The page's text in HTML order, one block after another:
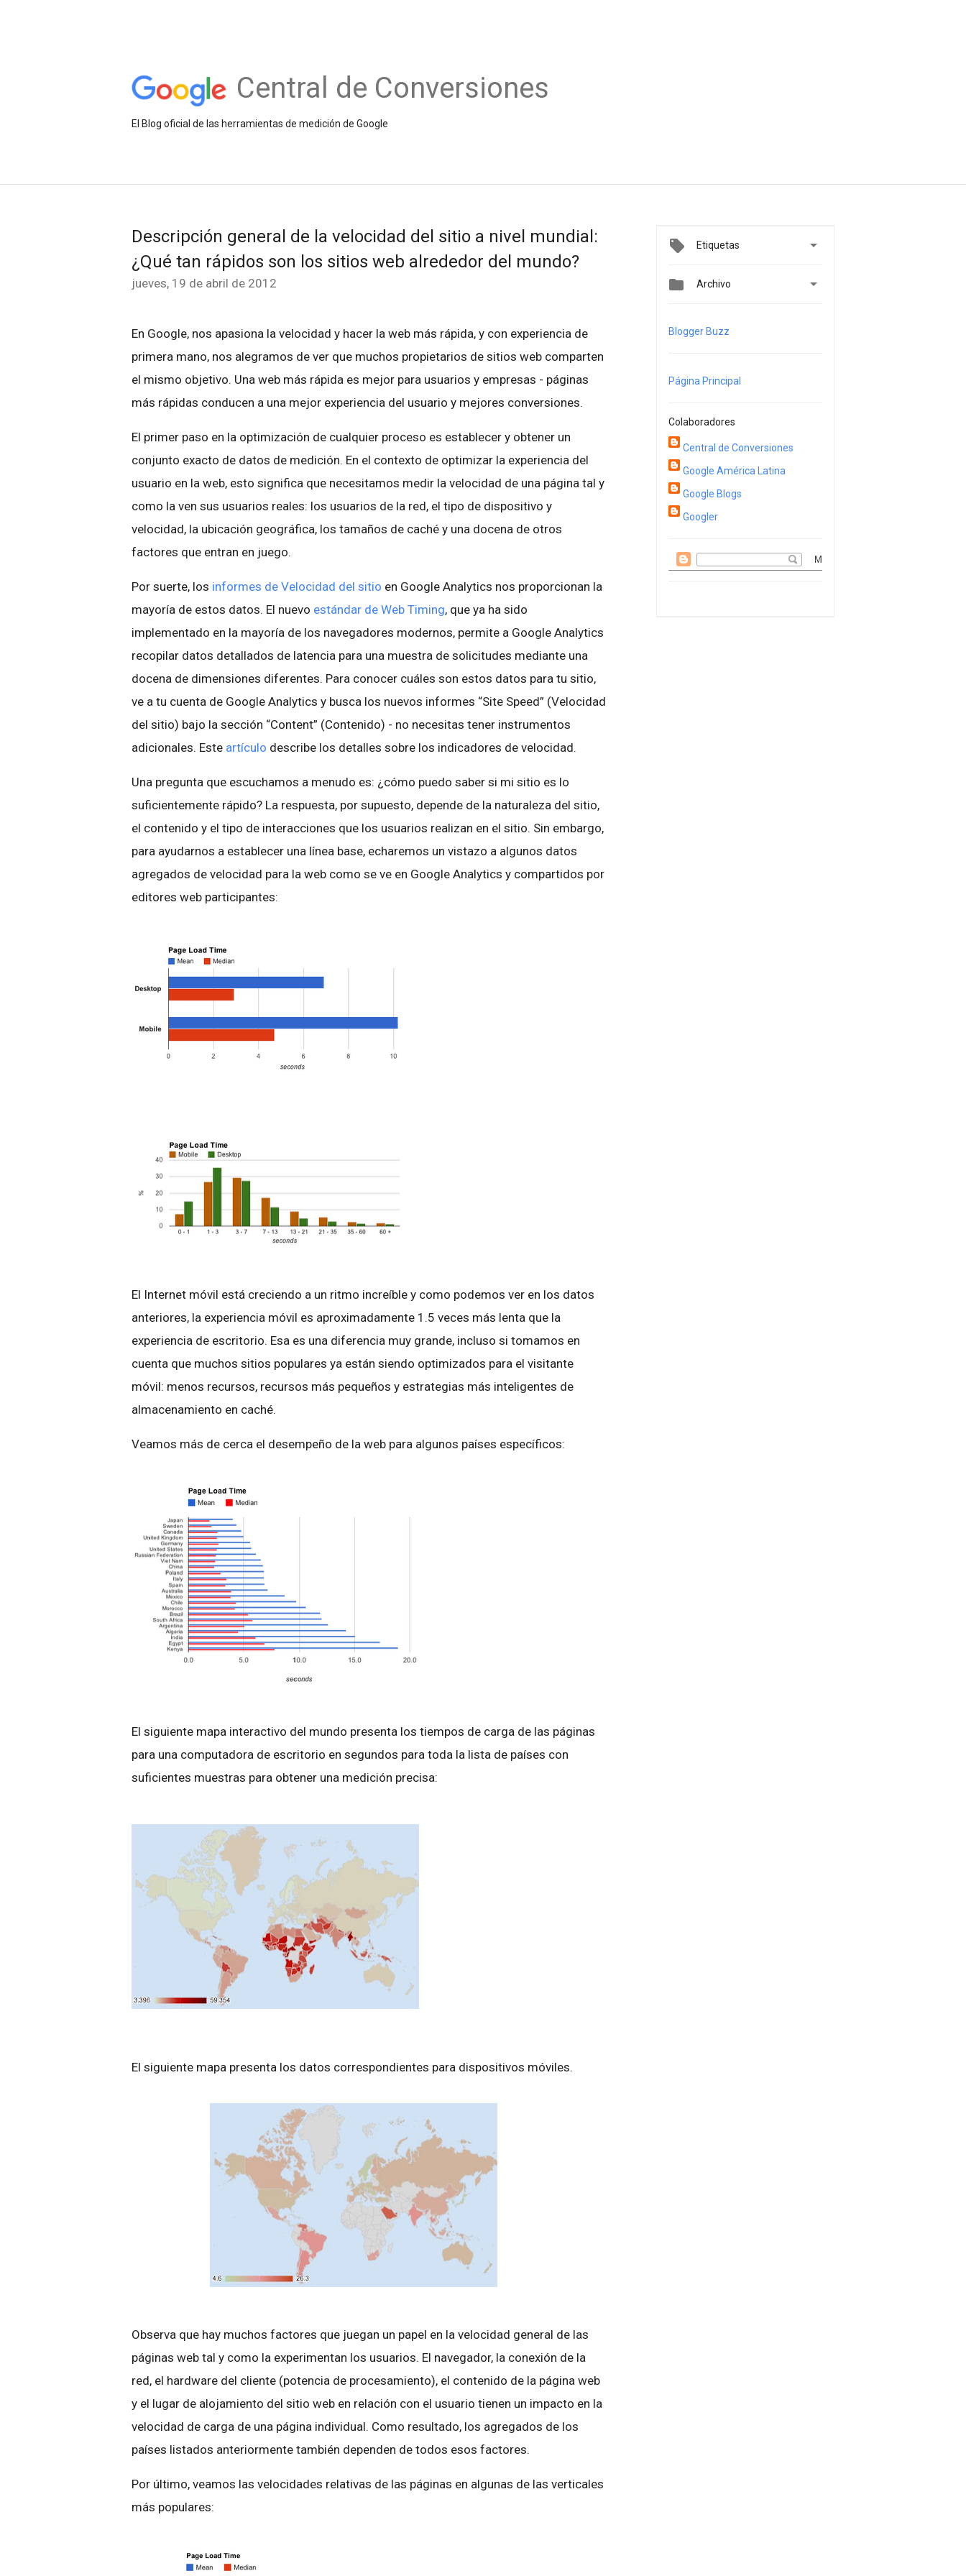
Central de Conversiones
El Blog oficial de las herramientas de medición de Google
Descripción general de la velocidad del sitio a nivel mundial:
¿Qué tan rápidos son los sitios web alrededor del mundo?
jueves, 19 de abril de 2012
En Google, nos apasiona la velocidad y hacer la web más rápida, y con experiencia de
primera mano, nos alegramos de ver que muchos propietarios de sitios web comparten
el mismo objetivo. Una web más rápida es mejor para usuarios y empresas - páginas
más rápidas conducen a una mejor experiencia del usuario y mejores conversiones.
El primer paso en la optimización de cualquier proceso es establecer y obtener un
conjunto exacto de datos de medición. En el contexto de optimizar la experiencia del
usuario en la web, esto significa que necesitamos medir la velocidad de una página tal y
como la ven sus usuarios reales: los usuarios de la red, el tipo de dispositivo y
velocidad, la ubicación geográfica, los tamaños de caché y una docena de otros
factores que entran en juego.
Por suerte, los informes de Velocidad del sitio en Google Analytics nos proporcionan la
mayoría de estos datos. El nuevo estándar de Web Timing, que ya ha sido
implementado en la mayoría de los navegadores modernos, permite a Google Analytics
recopilar datos detallados de latencia para una muestra de solicitudes mediante una
docena de dimensiones diferentes. Para conocer cuáles son estos datos para tu sitio,
ve a tu cuenta de Google Analytics y busca los nuevos informes “Site Speed” (Velocidad
del sitio) bajo la sección “Content” (Contenido) - no necesitas tener instrumentos
adicionales. Este artículo describe los detalles sobre los indicadores de velocidad.
Una pregunta que escuchamos a menudo es: ¿cómo puedo saber si mi sitio es lo
suficientemente rápido? La respuesta, por supuesto, depende de la naturaleza del sitio,
el contenido y el tipo de interacciones que los usuarios realizan en el sitio. Sin embargo,
para ayudarnos a establecer una línea base, echaremos un vistazo a algunos datos
agregados de velocidad para la web como se ve en Google Analytics y compartidos por
editores web participantes:
El Internet móvil está creciendo a un ritmo increíble y como podemos ver en los datos
anteriores, la experiencia móvil es aproximadamente 1.5 veces más lenta que la
experiencia de escritorio. Esa es una diferencia muy grande, incluso si tomamos en
cuenta que muchos sitios populares ya están siendo optimizados para el visitante
móvil: menos recursos, recursos más pequeños y estrategias más inteligentes de
almacenamiento en caché.
Veamos más de cerca el desempeño de la web para algunos países específicos:
El siguiente mapa interactivo del mundo presenta los tiempos de carga de las páginas
para una computadora de escritorio en segundos para toda la lista de países con
suficientes muestras para obtener una medición precisa:
El siguiente mapa presenta los datos correspondientes para dispositivos móviles.
Observa que hay muchos factores que juegan un papel en la velocidad general de las
páginas web tal y como la experimentan los usuarios. El navegador, la conexión de la
red, el hardware del cliente (potencia de procesamiento), el contenido de la página web
y el lugar de alojamiento del sitio web en relación con el usuario tienen un impacto en la
velocidad de carga de una página individual. Como resultado, los agregados de los
países listados anteriormente también dependen de todos esos factores.
Por último, veamos las velocidades relativas de las páginas en algunas de las verticales
más populares:
Etiquetas 
 Archivo 
Blogger Buzz
Página Principal
Colaboradores
Central de Conversiones
Google América Latina
Google Blogs
Googler